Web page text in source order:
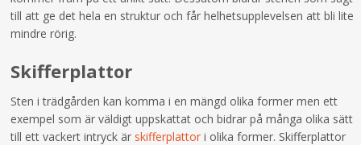
till att ge det hela en struktur och får helhetsupplevelsen att bli lite
mindre rörig.
Skifferplattor
Sten i trädgården kan komma i en mängd olika former men ett
exempel som är väldigt uppskattat och bidrar på många olika sätt
till ett vackert intryck är skifferplattor i olika former. Skifferplattor